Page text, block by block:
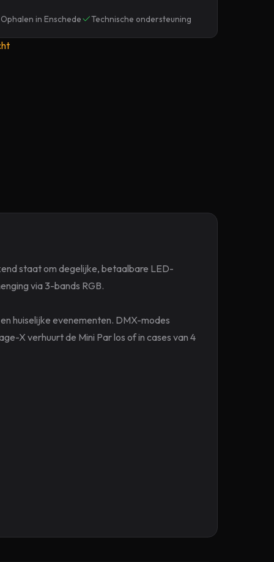
Ophalen in Enschede Technische ondersteuning
staat om degelijke, betaalbare LED-
via 3-bands RGB.
huiselijke evenementen. DMX-modes
X verhuurt de Mini Par los of in cases van 4